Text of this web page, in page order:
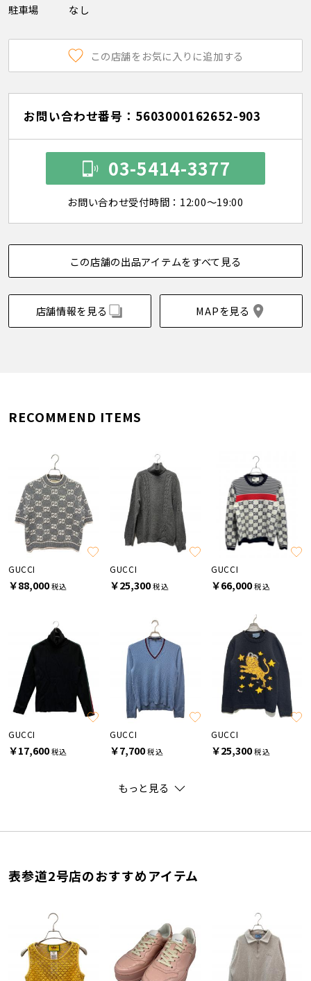
駐車場
なし
この店舗をお気に入りに追加する
お問い合わせ番号：5603000162652-903
03-5414-3377
お問い合わせ受付時間：12:00～19:00
この店舗の出品アイテムをすべて見る
店舗情報を見る MAPを見る
RECOMMEND ITEMS
GUCCI
￥88,000税込
GUCCI
￥25,300税込
GUCCI
￥66,000税込
GUCCI
￥17,600税込
GUCCI
￥7,700税込
GUCCI
￥25,300税込
もっと見る
表参道2号店のおすすめアイテム